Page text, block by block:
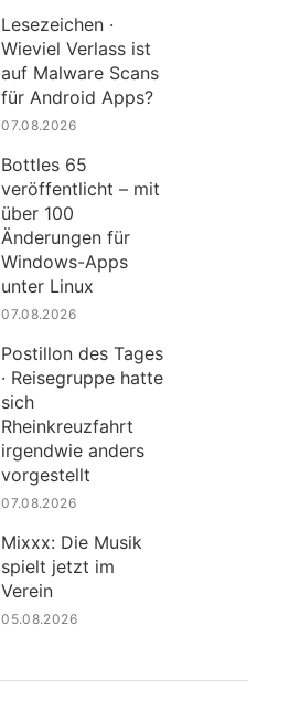
Lesezeichen ·
Wieviel Verlass ist
auf Malware Scans
für Android Apps?
07.08.2026
Bottles 65
veröffentlicht – mit
über 100
Änderungen für
Windows-Apps
unter Linux
07.08.2026
Postillon des Tages
· Reisegruppe hatte
sich
Rheinkreuzfahrt
irgendwie anders
vorgestellt
07.08.2026
Mixxx: Die Musik
spielt jetzt im
Verein
05.08.2026